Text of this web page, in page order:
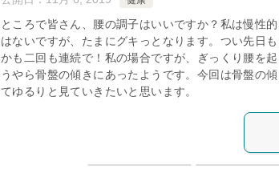
ところで皆さん、腰の調子はいいですか？私は慢性
はないですが、たまにグキっとなります。つい先日
かも二回も連続で！私の場合ですが、ぎっくり腰を
うやら骨盤の傾きにあったようです。今回は骨盤の
てゆるりと見ていきたいと思います。